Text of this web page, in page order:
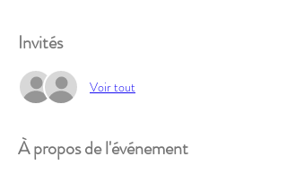
Invités
Voir tout
À propos de l'événement